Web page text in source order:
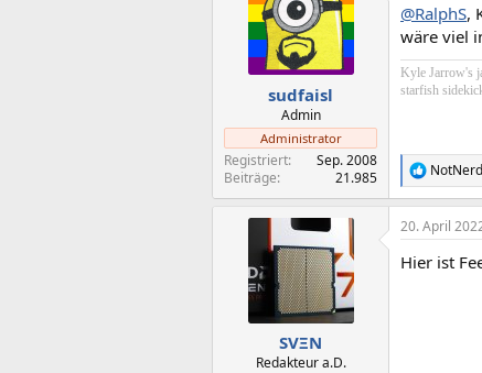
sudfaisl
Admin
Administrator
Registriert
Sep. 2008
Beiträge
21.985
@RalphS,
wäre viel
Kyle Jarrow's
starfish
R
e
a
k
i
SVΞN
Redakteur a.D.
20. April
Hier ist